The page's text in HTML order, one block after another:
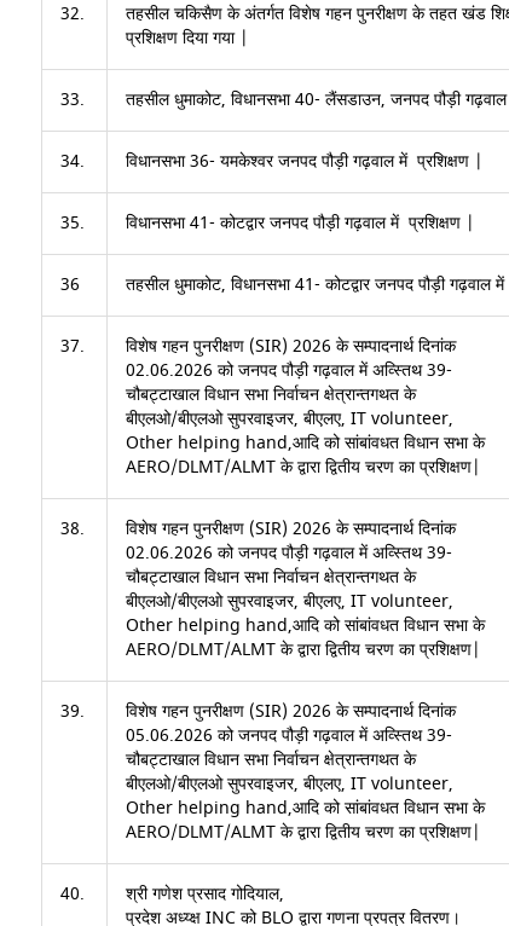
32.
तहसील चकिसैण के अंतर्गत विशेष गहन पुनरीक्षण के तहत खंड
प्रशिक्षण दिया गया |
33. तहसील धुमाकोट, विधानसभा 40- लैंसडाउन, जनपद पौड़ी
34. विधानसभा 36- यमकेश्वर जनपद पौड़ी गढ़वाल में प्रशिक्षण |
35. विधानसभा 41- कोटद्वार जनपद पौड़ी गढ़वाल में प्रशिक्षण |
36 तहसील धुमाकोट, विधानसभा 41- कोटद्वार जनपद पौड़ी गढ़वाल
37.
विशेष गहन पुनरीक्षण (SIR) 2026 के सम्पादनार्थ दिनांक
02.06.2026 को जनपद पौड़ी गढ़वाल में अव्स्तिथ 39-
चौबट्टाखाल विधान सभा निर्वाचन क्षेत्रान्तगथत के
बीएलओ/बीएलओ सुपरवाइजर, बीएलए, IT volunteer,
Other helping hand,आदि को सांबांवधत विधान सभा के
AERO/DLMT/ALMT के द्वारा द्वितीय चरण का प्रशिक्षण|
38.
विशेष गहन पुनरीक्षण (SIR) 2026 के सम्पादनार्थ दिनांक
02.06.2026 को जनपद पौड़ी गढ़वाल में अव्स्तिथ 39-
चौबट्टाखाल विधान सभा निर्वाचन क्षेत्रान्तगथत के
बीएलओ/बीएलओ सुपरवाइजर, बीएलए, IT volunteer,
Other helping hand,आदि को सांबांवधत विधान सभा के
AERO/DLMT/ALMT के द्वारा द्वितीय चरण का प्रशिक्षण|
39.
विशेष गहन पुनरीक्षण (SIR) 2026 के सम्पादनार्थ दिनांक
05.06.2026 को जनपद पौड़ी गढ़वाल में अव्स्तिथ 39-
चौबट्टाखाल विधान सभा निर्वाचन क्षेत्रान्तगथत के
बीएलओ/बीएलओ सुपरवाइजर, बीएलए, IT volunteer,
Other helping hand,आदि को सांबांवधत विधान सभा के
AERO/DLMT/ALMT के द्वारा द्वितीय चरण का प्रशिक्षण|
40.
श्री गणेश प्रसाद गोदियाल,
प्रदेश अध्य्क्ष INC को BLO द्वारा गणना प्रपत्र वितरण।